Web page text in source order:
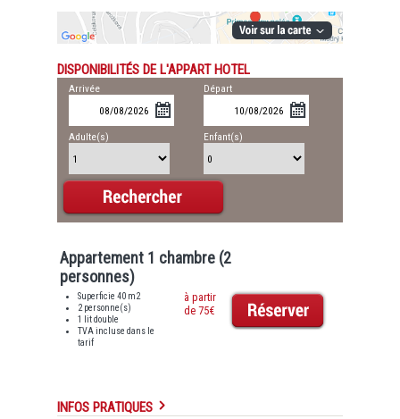
DISPONIBILITÉS DE L'APPART HOTEL
Arrivée Départ
Adulte(s) Enfant(s)
Appartement 1 chambre (2
personnes)
Superficie 40 m2
2 personne(s)
1 lit double
TVA incluse dans le
tarif
à partir
de 75€
INFOS PRATIQUES